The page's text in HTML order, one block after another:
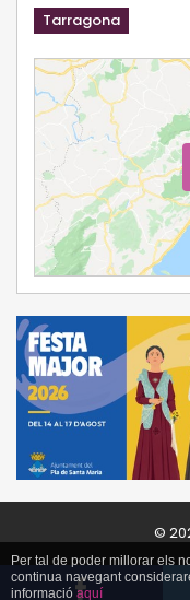
Tarragona
©
Per tal de poder millorar els
continua navegant
informacióaquí